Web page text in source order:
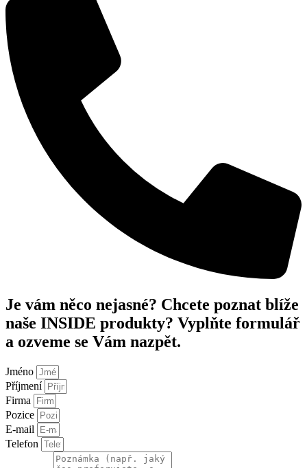
Je vám něco nejasné? Chcete poznat blíže
naše INSIDE produkty? Vyplňte formulář
a ozveme se Vám nazpět.
Jméno
Příjmení
Firma
Pozice
E-mail
Telefon